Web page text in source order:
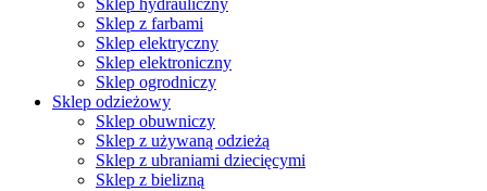
Sklep hydrauliczny
Sklep z farbami
Sklep elektryczny
Sklep elektroniczny
Sklep ogrodniczy
Sklep odzieżowy
Sklep obuwniczy
Sklep z używaną odzieżą
Sklep z ubraniami dziecięcymi
Sklep z bielizną